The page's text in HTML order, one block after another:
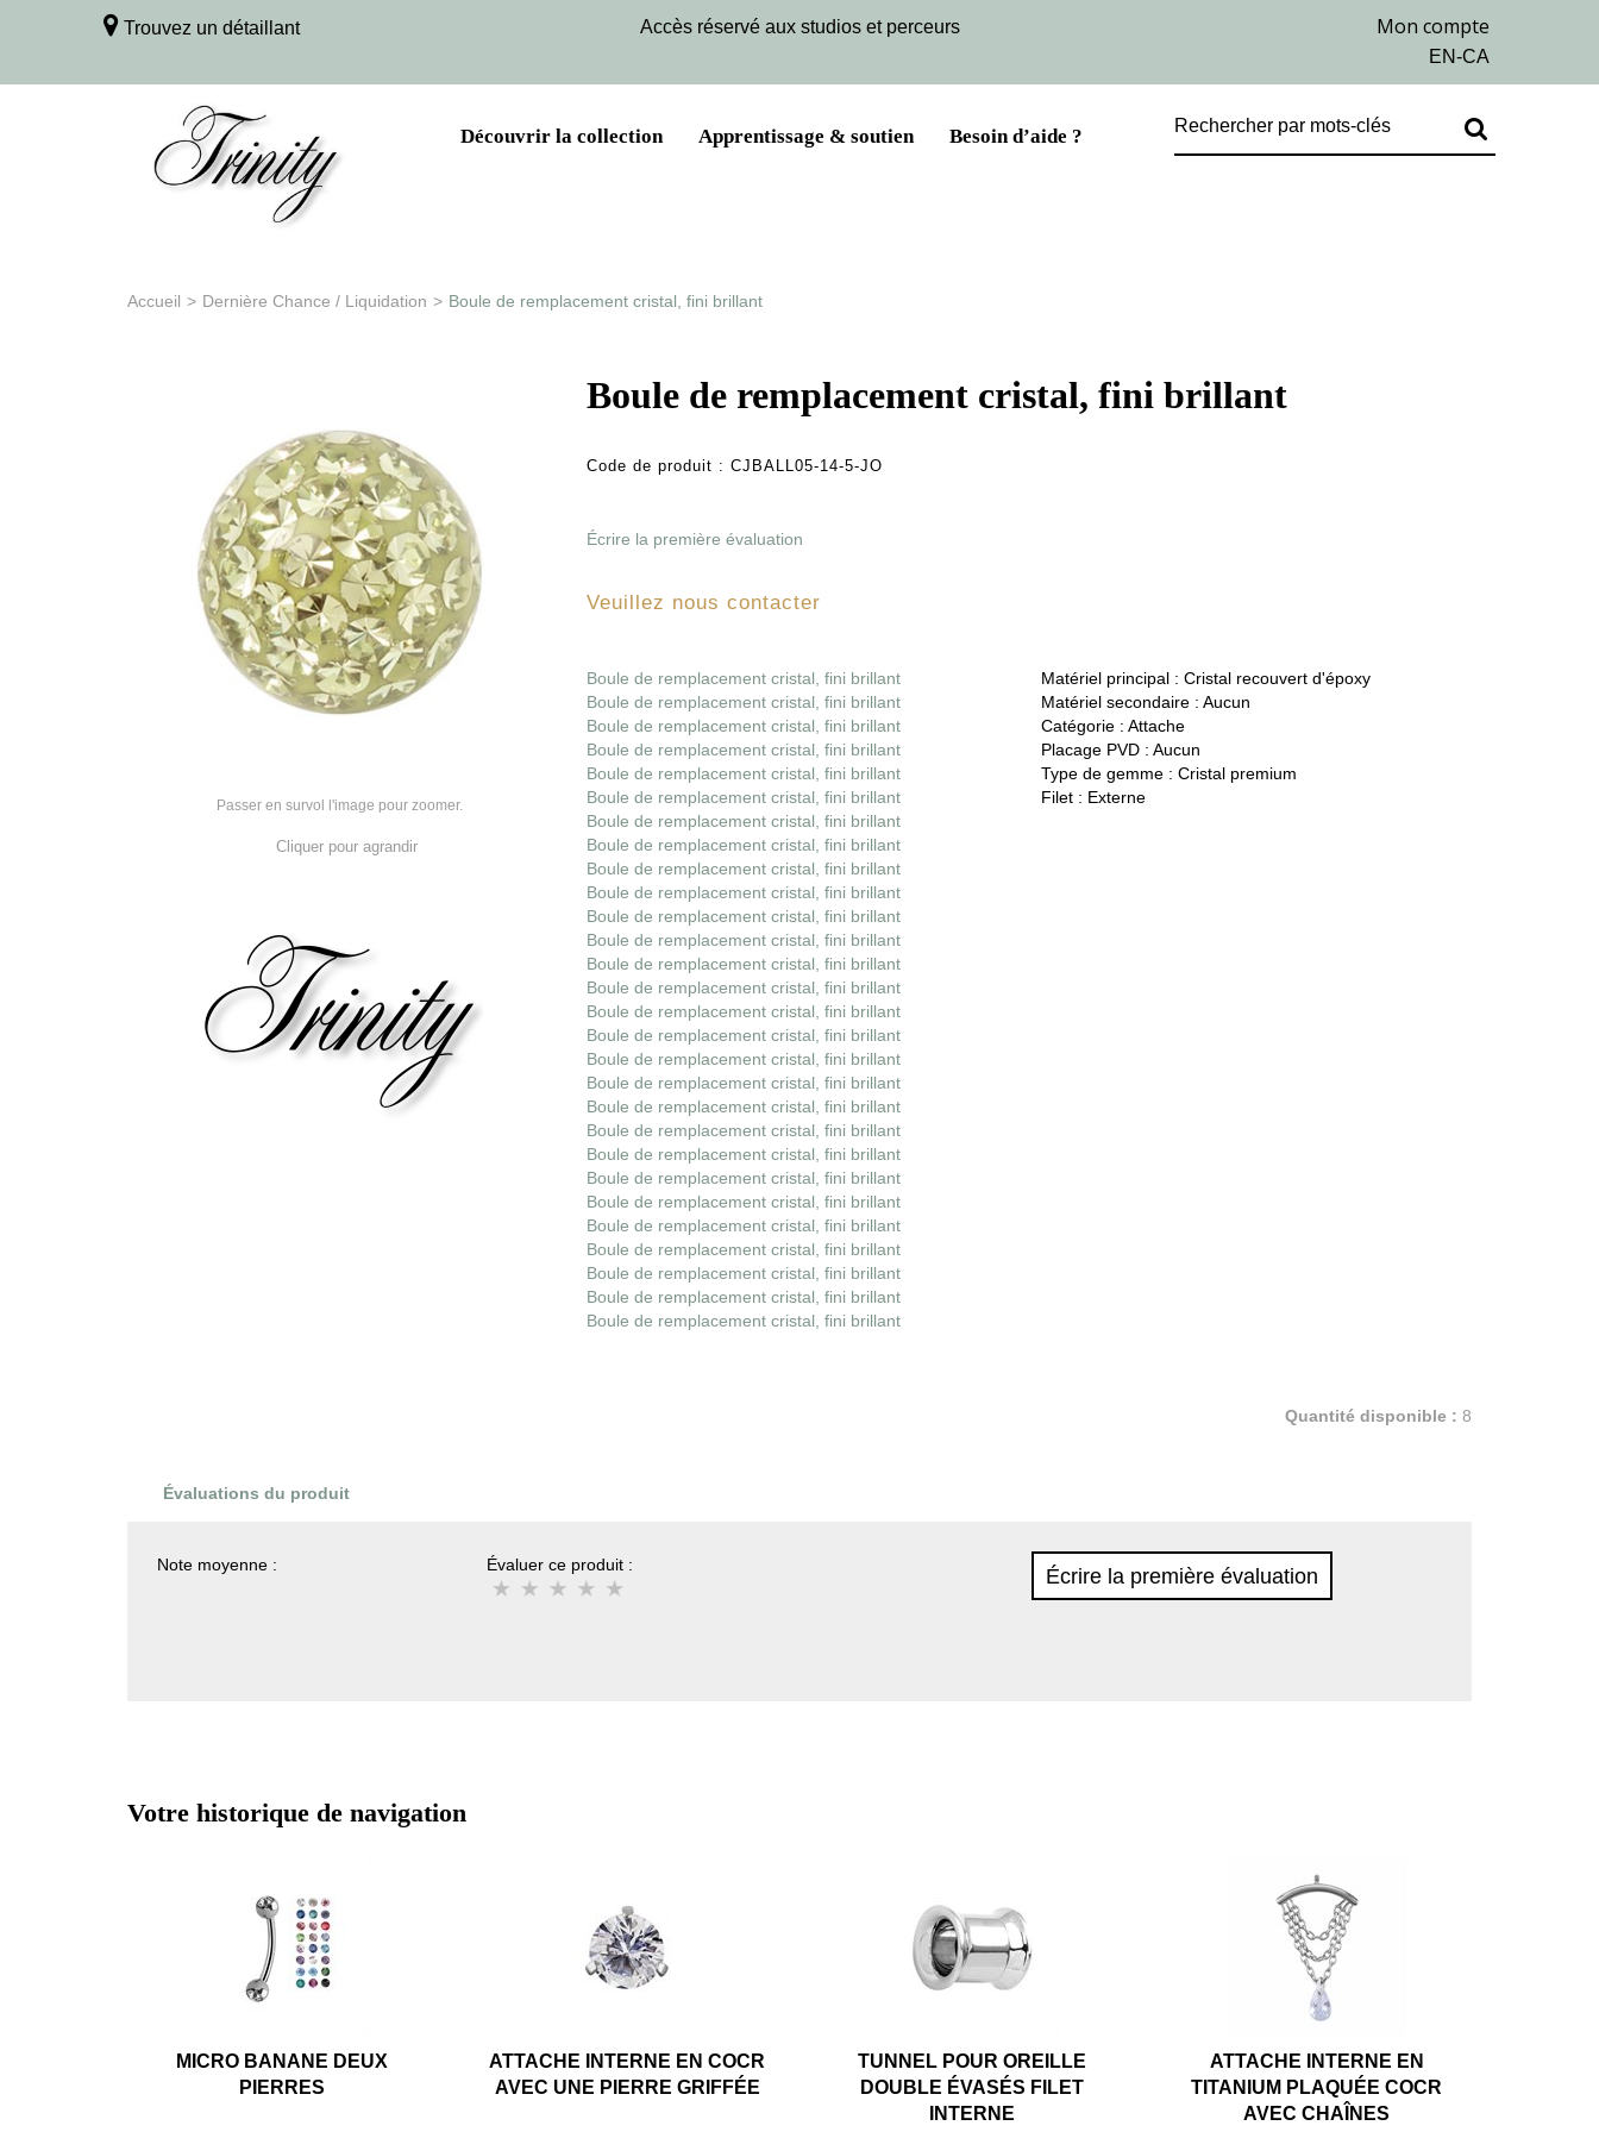
Trouvez un détaillant Accès réservé aux studios et perceurs
Découvrir la collection Apprentissage & soutien Besoin d’aide ?
Accueil > Dernière Chance / Liquidation > Boule de remplacement cristal, fini brillant
Passer en survol l'image pour zoomer.
Cliquer pour agrandir
Boule de remplacement cristal, fini brillant
Code de produit :CJBALL05-14-5-JO
Écrire la première évaluation
Veuillez nous contacter
Boule de remplacement cristal, fini brillant
Boule de remplacement cristal, fini brillant
Boule de remplacement cristal, fini brillant
Boule de remplacement cristal, fini brillant
Boule de remplacement cristal, fini brillant
Boule de remplacement cristal, fini brillant
Boule de remplacement cristal, fini brillant
Boule de remplacement cristal, fini brillant
Boule de remplacement cristal, fini brillant
Boule de remplacement cristal, fini brillant
Boule de remplacement cristal, fini brillant
Boule de remplacement cristal, fini brillant
Boule de remplacement cristal, fini brillant
Boule de remplacement cristal, fini brillant
Boule de remplacement cristal, fini brillant
Boule de remplacement cristal, fini brillant
Boule de remplacement cristal, fini brillant
Boule de remplacement cristal, fini brillant
Boule de remplacement cristal, fini brillant
Boule de remplacement cristal, fini brillant
Boule de remplacement cristal, fini brillant
Boule de remplacement cristal, fini brillant
Boule de remplacement cristal, fini brillant
Boule de remplacement cristal, fini brillant
Boule de remplacement cristal, fini brillant
Boule de remplacement cristal, fini brillant
Boule de remplacement cristal, fini brillant
Boule de remplacement cristal, fini brillant
Matériel principal : Cristal recouvert d'époxy
Matériel secondaire : Aucun
Catégorie : Attache
Placage PVD : Aucun
Type de gemme : Cristal premium
Filet : Externe
Quantité disponible : 8
Évaluations du produit
Note moyenne : Évaluer ce produit : Écrire la première évaluation
Votre historique de navigation
MICRO BANANE DEUX
PIERRES
ATTACHE INTERNE EN COCR
AVEC UNE PIERRE GRIFFÉE
TUNNEL POUR OREILLE
DOUBLE ÉVASÉS FILET
INTERNE
ATTACHE INTERNE EN
TITANIUM PLAQUÉE COCR
AVEC CHAÎNES